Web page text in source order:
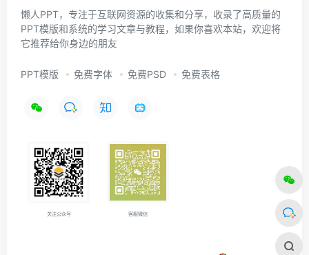
懒人PPT，专注于互联网资源的收集和分享，收录了高质量的
PPT模版和系统的学习文章与教程，如果你喜欢本站，欢迎将
它推荐给你身边的朋友
PPT模版 免费字体 免费PSD 免费表格
关注公众号 客服微信